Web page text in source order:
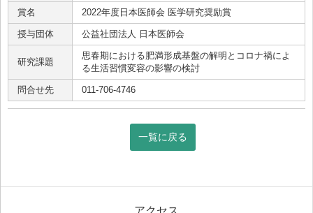
賞名 2022年度日本医師会 医学研究奨励賞
授与団体 公益社団法人 日本医師会
研究課題
思春期における肥満形成基盤の解明とコロナ禍によ
る生活習慣変容の影響の検討
問合せ先 011-706-4746
一覧に戻る